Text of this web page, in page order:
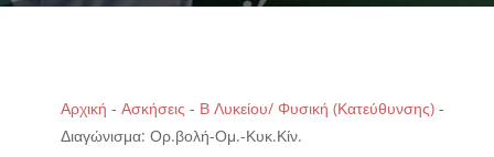
Αρχική - Ασκήσεις - Β Λυκείου/ Φυσική (Κατεύθυνσης)-
Διαγώνισμα: Ορ.βολή-Ομ.-Κυκ.Κίν.